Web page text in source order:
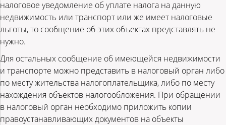
налоговое уведомление об уплате налога на данную
недвижимость или транспорт или же имеет налоговые
льготы, то сообщение об этих объектах представлять не
нужно.
Для остальных сообщение об имеющейся недвижимости
и транспорте можно представить в налоговый орган либо
по месту жительства налогоплательщика, либо по месту
нахождения объектов налогообложения. При обращении
в налоговый орган необходимо приложить копии
правоустанавливающих документов на объекты